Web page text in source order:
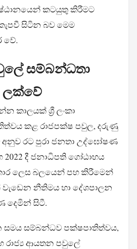
කටයුතු කිරීමට
සිටින බව මෙම
වේ.
සම්බන්ධතා
කාලයක් ශ්‍රී ලංකා
කළ රාජපක්ෂ පවුල, දරුණු
රට පුරා ජනතා උද්ඝෝෂණ
දී ජනාධිපති ගෝඨාභය
ලෙස බලයෙන් පහ කිරීමෙන්
නීතිමය හා දේශපාලන
දෙමින් සිටී.
සමය සම්බන්ධව පක්ෂපාතිත්වය,
රාජ්‍ය ආයතන පවුලේ